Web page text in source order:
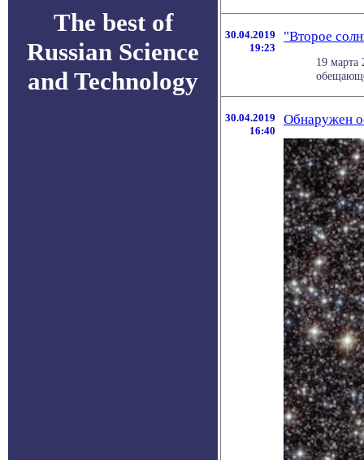
The best of
Russian Science
and Technology
30.04.2019
19:23
"Второе
19 марта
30.04.2019
16:40
Обнаружен